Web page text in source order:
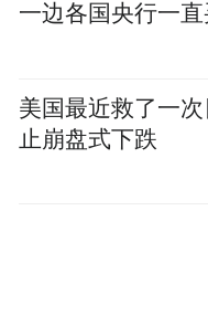
一边各国央行一
美国最近救了一
止崩盘式下跌